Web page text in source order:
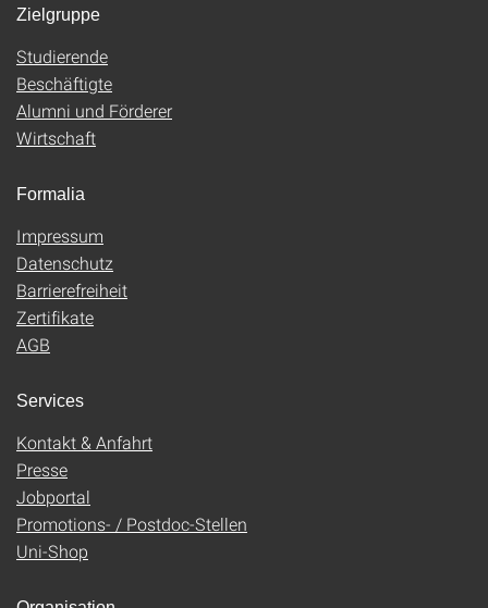
Zielgruppe
Studierende
Beschäftigte
Alumni und Förderer
Wirtschaft
Formalia
Impressum
Datenschutz
Barrierefreiheit
Zertifikate
AGB
Services
Kontakt & Anfahrt
Presse
Jobportal
Promotions- / Postdoc-Stellen
Uni-Shop